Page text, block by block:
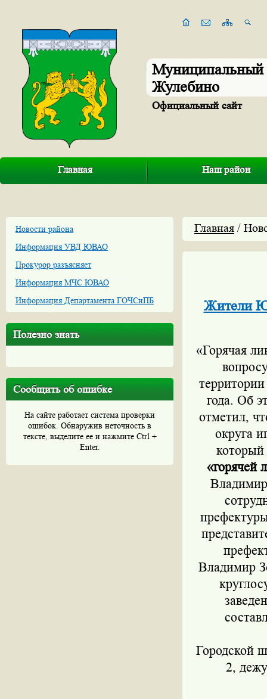
Муниципальный
Жулебино
Официальный сайт
Главная Наш район
Новости района
Информация УВД ЮВАО
Прокурор разъясняет
Информация МЧС ЮВАО
Информация Департамента ГОЧСиПБ
Полезно знать
Сообщить об ошибке
На сайте работает система проверки
ошибок. Обнаружив неточность в
тексте, выделите ее и нажмите Ctrl +
Enter.
Главная /
Жители
«Горячая
года. Об
отметил,
округа
который
«горячей
Владимир
Городской
2,